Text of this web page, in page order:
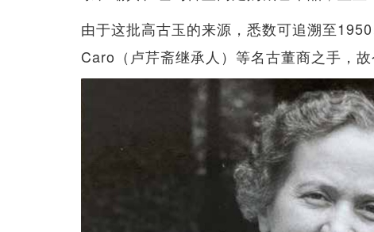
由于这批高古玉的来源，悉数可追溯至
Caro（卢芹斋继承人）等名古董商之手，